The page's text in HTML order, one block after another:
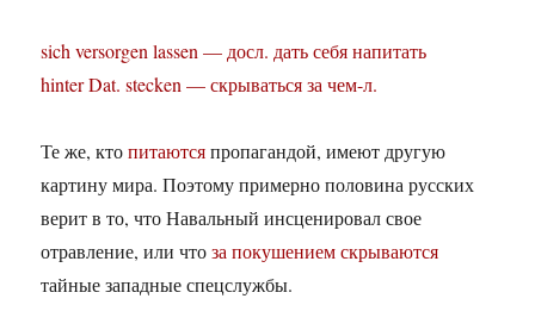
sich versorgen lassen — досл. дать себя напитать
hinter Dat. stecken — скрываться за чем-л.
Те же, ктопитаютсяпропагандой, имеют другую
картину мира. Поэтому примерно половина русских
верит в то, что Навальный инсценировал свое
отравление, или чтоза покушением скрываются
тайные западные спецслужбы.